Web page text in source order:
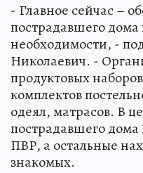
- Главное сейчас –
пострадавшего
необходимости, -
Николаевич. -
продуктовых
комплектов
одеял, матрасов. В
пострадавшего
ПВР, а остальные
знакомых.